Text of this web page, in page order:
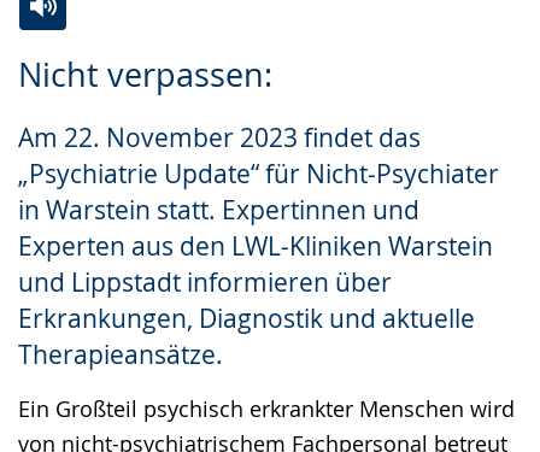
Nicht verpassen:
Am 22. November 2023 findet das
„Psychiatrie Update“ für Nicht-Psychiater
in Warstein statt. Expertinnen und
Experten aus den LWL-Kliniken Warstein
und Lippstadt informieren über
Erkrankungen, Diagnostik und aktuelle
Therapieansätze.
Ein Großteil psychisch erkrankter Menschen wird
von nicht-psychiatrischem Fachpersonal betreut
Leichten
wechseln.
Audio-
Video
Deutscher
Gebärdensprache
wird
angezeigt.